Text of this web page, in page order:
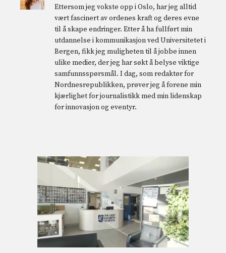
Ettersom jeg vokste opp i Oslo, har jeg alltid
vært fascinert av ordenes kraft og deres evne
til å skape endringer. Etter å ha fullført min
utdannelse i kommunikasjon ved Universitetet i
Bergen, fikk jeg muligheten til å jobbe innen
ulike medier, der jeg har søkt å belyse viktige
samfunnsspørsmål. I dag, som redaktør for
Nordnesrepublikken, prøver jeg å forene min
kjærlighet for journalistikk med min lidenskap
for innovasjon og eventyr.